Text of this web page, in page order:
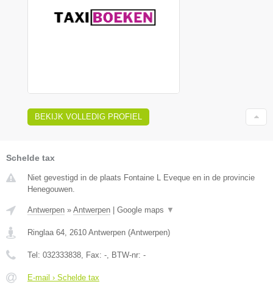
BEKIJK VOLLEDIG PROFIEL
Schelde tax
Niet gevestigd in de plaats Fontaine L Eveque en in de provincie
Henegouwen.
Antwerpen » Antwerpen Google maps ▼
Ringlaa 64, 2610 Antwerpen (Antwerpen)
Tel: 032333838, Fax: -, BTW-nr: -
E-mail › Schelde tax